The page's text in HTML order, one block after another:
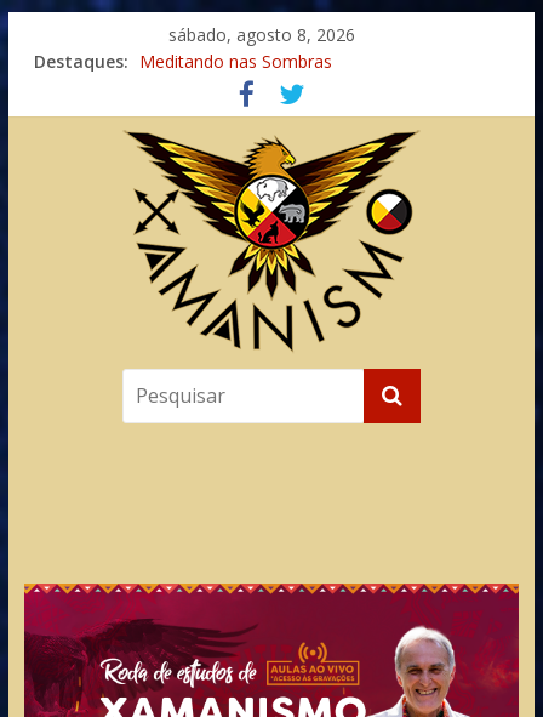
sábado, agosto 8, 2026
Destaques: Meditando nas Sombras
Autosuficiência: A Jornada do Espírito Ancestral
Xamanismo Universal
Totens – Caminho Espiritual – Crescimento
Imaginação na Cura